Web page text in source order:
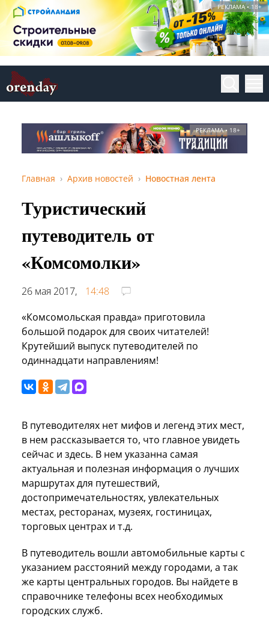
РЕКЛАМА • 18+
РЕКЛАМА • 18+
Главная Архив новостей Новостная лента
Туристический
путеводитель от
«Комсомолки»
26 мая 2017,
14:48
«Комсомольская правда» приготовила
большой подарок для своих читателей!
Крутейший выпуск путеводителей по
одиннадцати направлениям!
В путеводителях нет мифов и легенд этих мест,
в нем рассказывается то, что главное увидеть
сейчас и здесь. В нем указанна самая
актуальная и полезная информация о лучших
маршрутах для путешествий,
достопримечательностях, увлекательных
местах, ресторанах, музеях, гостиницах,
торговых центрах и т.д.
В путеводитель вошли автомобильные карты с
указанием расстояний между городами, а так
же карты центральных городов. Вы найдете в
справочнике телефоны всех необходимых
городских служб.